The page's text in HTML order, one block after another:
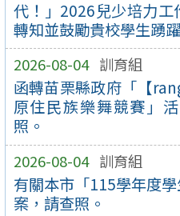
代！」2026兒少培力
轉知並鼓勵貴校學生踴
2026-08-04 訓育組
函轉苗栗縣政府「【
原住民族樂舞競賽」
照。
2026-08-04 訓育組
有關本市「115學年度
案，請查照。